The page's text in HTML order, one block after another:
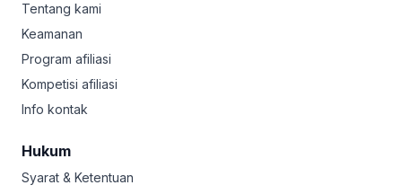
Tentang kami
Keamanan
Program afiliasi
Kompetisi afiliasi
Info kontak
Hukum
Syarat & Ketentuan